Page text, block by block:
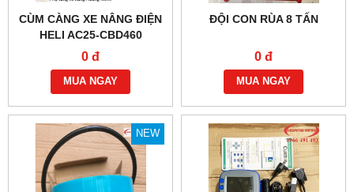
CÙM CÀNG XE NÂNG ĐIỆN
HELI AC25-CBD460
0 đ
MUA NGAY
ĐỘI CON RÙA 8 TẤN
0 đ
MUA NGAY
NEW